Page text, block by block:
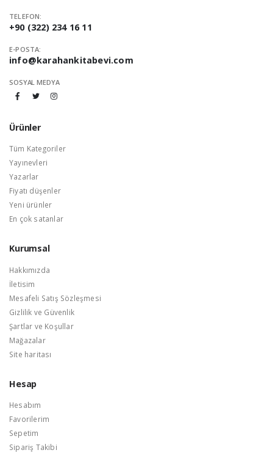
TELEFON:
+90 (322) 234 16 11
E-POSTA:
info@karahankitabevi.com
SOSYAL MEDYA
Ürünler
Tüm Kategoriler
Yayınevleri
Yazarlar
Fiyatı düşenler
Yeni ürünler
En çok satanlar
Kurumsal
Hakkımızda
İletisim
Mesafeli Satış Sözleşmesi
Gizlilik ve Güvenlik
Şartlar ve Koşullar
Mağazalar
Site haritası
Hesap
Hesabım
Favorilerim
Sepetim
Sipariş Takibi